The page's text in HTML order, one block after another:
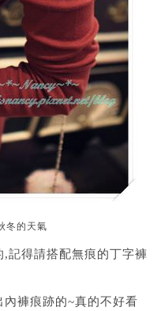
冬的天氣
記得請搭配無痕的丁字褲
褲痕跡的~真的不好看